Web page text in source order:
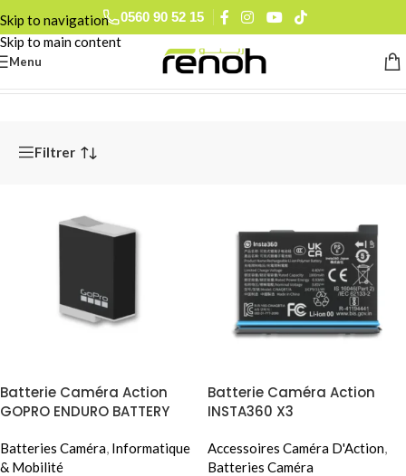
Skip to navigation
Skip to main content
0560 90 52 15
Menu
Filtrer
Batterie Caméra Action
GOPRO ENDURO BATTERY
Batteries Caméra, Informatique
& Mobilité
Batterie Caméra Action
INSTA360 X3
Accessoires Caméra D'Action,
Batteries Caméra